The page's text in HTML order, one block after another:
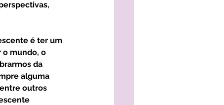
o mundo, o
da
alguma
outros